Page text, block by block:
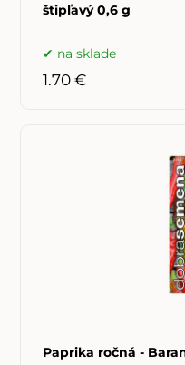
štipľavý 0,6 g
na sklade
1.70 €
Paprika ročná -